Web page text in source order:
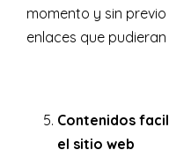
momento y sin
enlaces que
Contenidos
el sitio web